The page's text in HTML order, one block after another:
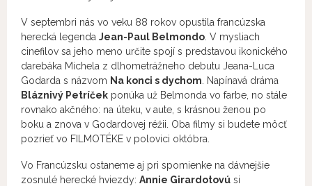
V septembri nás vo veku 88 rokov opustila francúzska
herecká legenda Jean-Paul Belmondo . V mysliach
cinefilov sa jeho meno určite spojí s predstavou ikonického
darebáka Michela z dlhometrážneho debutu Jeana-Luca
Godarda s názvom Na konci s dychom . Napínavá dráma
Bláznivý Petríček ponúka už Belmonda vo farbe, no stále
rovnako akčného: na úteku, v aute, s krásnou ženou po
boku a znova v Godardovej réžii. Oba filmy si budete môcť
pozrieť vo FILMOTÉKE v polovici októbra.
Vo Francúzsku ostaneme aj pri spomienke na dávnejšie
zosnulé herecké hviezdy: Annie Girardotovú si